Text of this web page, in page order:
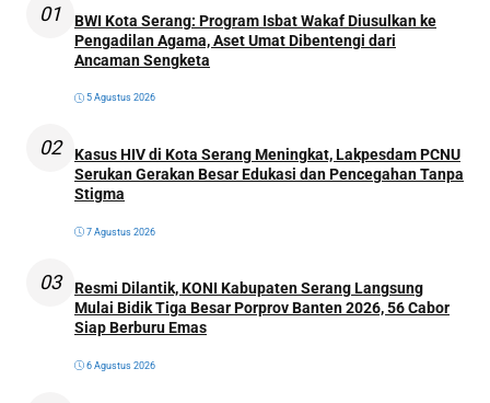
01
BWI Kota Serang: Program Isbat Wakaf Diusulkan ke
Pengadilan Agama, Aset Umat Dibentengi dari
Ancaman Sengketa
5 Agustus 2026
02
Kasus HIV di Kota Serang Meningkat, Lakpesdam PCNU
Serukan Gerakan Besar Edukasi dan Pencegahan Tanpa
Stigma
7 Agustus 2026
03
Resmi Dilantik, KONI Kabupaten Serang Langsung
Mulai Bidik Tiga Besar Porprov Banten 2026, 56 Cabor
Siap Berburu Emas
6 Agustus 2026